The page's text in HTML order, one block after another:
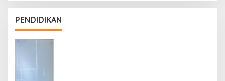
PENDIDIKAN